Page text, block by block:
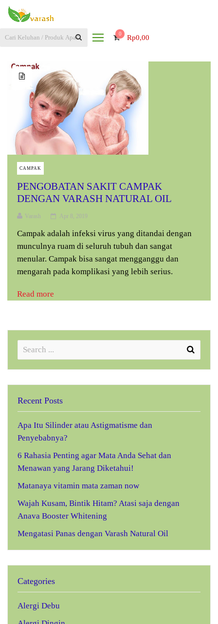
0 Rp0,00
CAMPAK
PENGOBATAN SAKIT CAMPAK
DENGAN VARASH NATURAL OIL
Varash Apr 8, 2019
Campak adalah infeksi virus yang ditandai dengan
munculnya ruam di seluruh tubuh dan sangat
menular. Campak bisa sangat mengganggu dan
mengarah pada komplikasi yang lebih serius.
Read more
Recent Posts
Apa Itu Silinder atau Astigmatisme dan
Penyebabnya?
6 Rahasia Penting agar Mata Anda Sehat dan
Menawan yang Jarang Diketahui!
Matanaya vitamin mata zaman now
Wajah Kusam, Bintik Hitam? Atasi saja dengan
Anava Booster Whitening
Mengatasi Panas dengan Varash Natural Oil
Categories
Alergi Debu